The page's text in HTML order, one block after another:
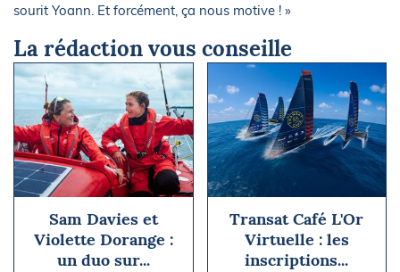
sourit Yoann. Et forcément, ça nous motive ! »
La rédaction vous conseille
Sam Davies et
Violette Dorange :
un duo sur...
Transat Café L'Or
Virtuelle : les
inscriptions...